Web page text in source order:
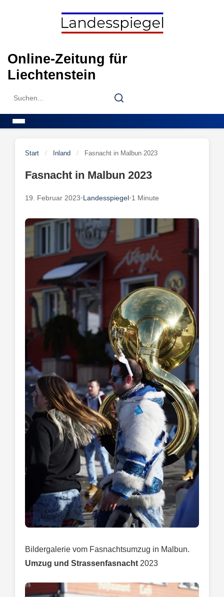
Online-Zeitung für
Liechtenstein
Search
Search
Start / Inland / Fasnacht in Malbun 2023
Fasnacht in Malbun 2023
19. Februar 2023•Landesspiegel•1 Minute
Bildergalerie vom Fasnachtsumzug in Malbun.
Umzug und Strassenfasnacht 2023